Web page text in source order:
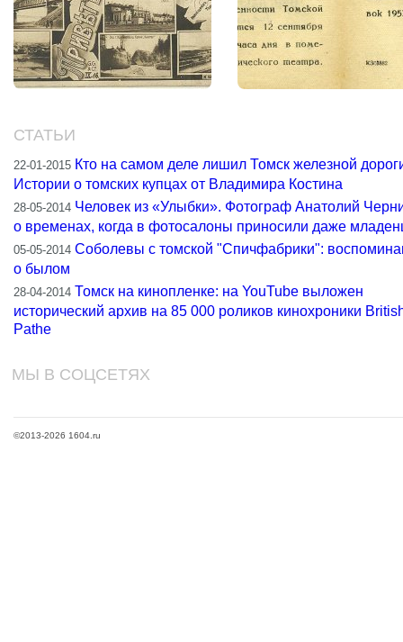
СТАТЬИ
22-01-2015 Кто на самом деле лишил Томск железной
Истории о томских купцах от Владимира Костина
28-05-2014 Человек из «Улыбки». Фотограф Анатолий
о временах, когда в фотосалоны приносили даже
05-05-2014 Соболевы с томской "Спичфабрики":
о былом
28-04-2014 Томск на кинопленке: на YouTube выложен
исторический архив на 85 000 роликов кинохроники
Pathe
МЫ В СОЦСЕТЯХ
©2013-2026 1604.ru